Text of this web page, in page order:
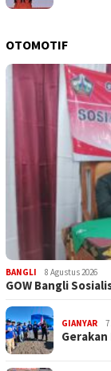
OTOMOTIF
BANGLI 8 Agustus 2026
GOW Bangli
GIANYAR